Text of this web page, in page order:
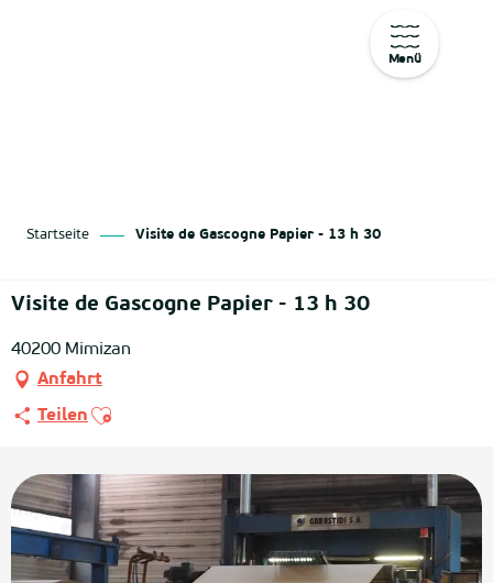
Menü
Startseite Visite de Gascogne Papier - 13 h 30
Visite de Gascogne Papier - 13 h 30
40200 Mimizan
Anfahrt
Teilen Ajouter aux favoris